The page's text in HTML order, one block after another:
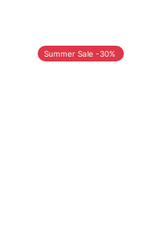
Summer Sale -30%